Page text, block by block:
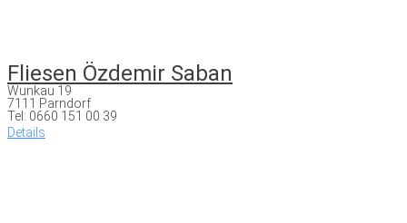
Fliesen Özdemir Saban
Wunkau 19
7111 Parndorf
Tel: 0660 151 00 39
Details